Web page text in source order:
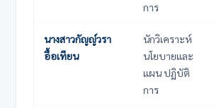
การ
นางสาวกัญญ์วรา
อื้อเทียน
นักวิเคราะห์
นโยบายและ
แผน ปฏิบัติ
การ